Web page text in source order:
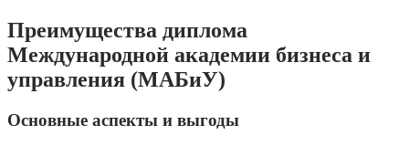
Преимущества диплома
Международной академии бизнеса и
управления (МАБиУ)
Основные аспекты и выгоды